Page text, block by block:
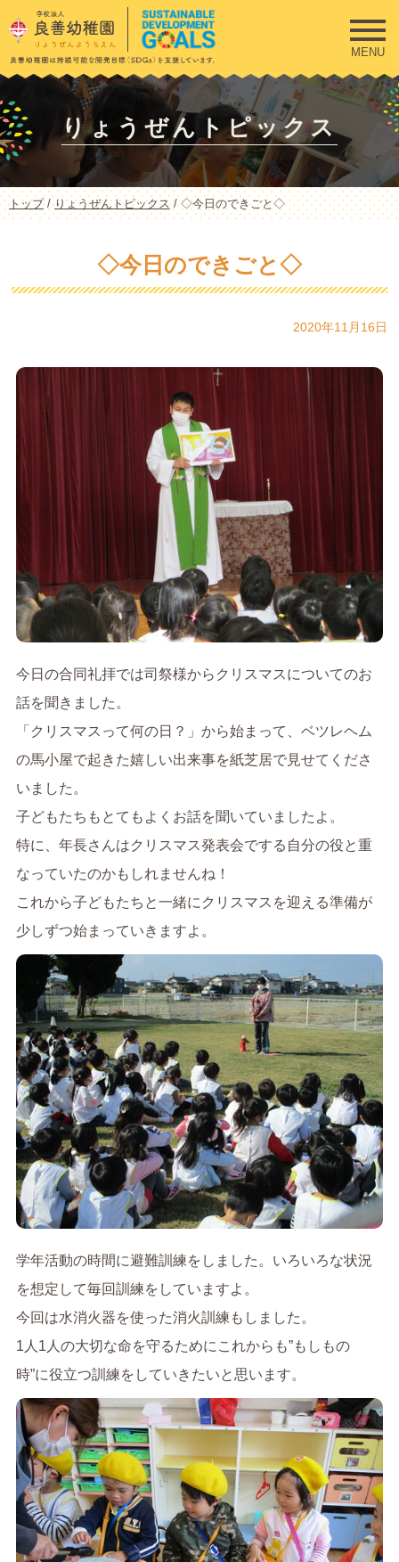
このページの本文へ
MENU
りょうぜんトピックス
現
在
トップ/りょうぜんトピックス /◇今日のできごと◇
◇今日のできごと◇
2020年11月16日
今日の合同礼拝では司祭様からクリスマスについてのお
話を聞きました。
「クリスマスって何の日？」から始まって、ベツレヘム
の馬小屋で起きた嬉しい出来事を紙芝居で見せてくださ
いました。
子どもたちもとてもよくお話を聞いていましたよ。
特に、年長さんはクリスマス発表会でする自分の役と重
なっていたのかもしれませんね！
これから子どもたちと一緒にクリスマスを迎える準備が
少しずつ始まっていきますよ。
学年活動の時間に避難訓練をしました。いろいろな状況
を想定して毎回訓練をしていますよ。
今回は水消火器を使った消火訓練もしました。
1人1人の大切な命を守るためにこれからも”もしもの
時”に役立つ訓練をしていきたいと思います。